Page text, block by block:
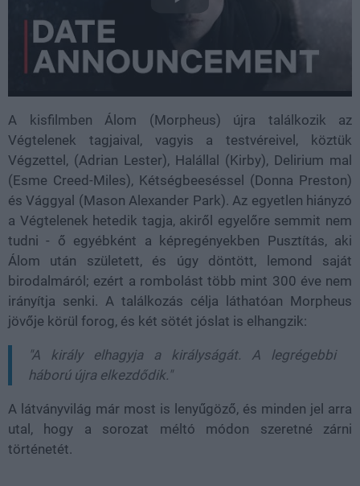
A kisfilmben Álom (Morpheus) újra találkozik az
Végtelenek tagjaival, vagyis a testvéreivel, köztük
Végzettel, (Adrian Lester), Halállal (Kirby), Delirium mal
(Esme Creed-Miles), Kétségbeeséssel (Donna Preston)
és Vággyal (Mason Alexander Park). Az egyetlen hiányzó
a Végtelenek hetedik tagja, akiről egyelőre semmit nem
tudni - ő egyébként a képregényekben Pusztítás, aki
Álom után született, és úgy döntött, lemond saját
birodalmáról; ezért a rombolást több mint 300 éve nem
irányítja senki. A találkozás célja láthatóan Morpheus
jövője körül forog, és két sötét jóslat is elhangzik:
"A király elhagyja a királyságát. A legrégebbi
háború újra elkezdődik."
A látványvilág már most is lenyűgöző, és minden jel arra
utal, hogy a sorozat méltó módon szeretné zárni
történetét.